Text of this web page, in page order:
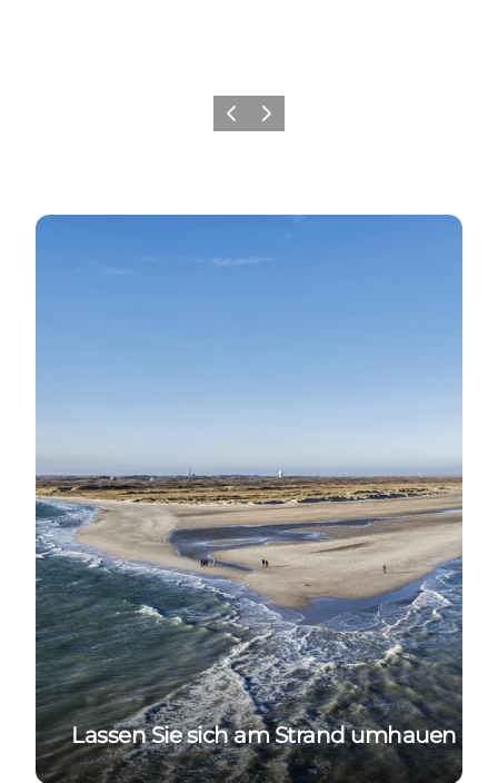
ZurückWeiter
Lassen Sie sich am Strand umhauen
Lassen Sie sich am Strand umhauen